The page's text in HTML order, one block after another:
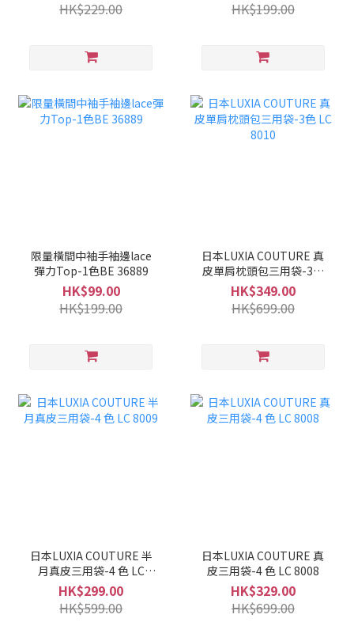
HK$229.00
HK$199.00
限量橫間中袖手袖邊lace
彈力Top-1色BE 36889
HK$99.00
HK$199.00
日本LUXIA COUTURE 真
皮單肩枕頭包三用袋-3色
LC 8010
HK$349.00
HK$699.00
日本LUXIA COUTURE 半
月真皮三用袋-4 色 LC
8009
HK$299.00
HK$599.00
日本LUXIA COUTURE 真
皮三用袋-4 色 LC 8008
HK$329.00
HK$699.00